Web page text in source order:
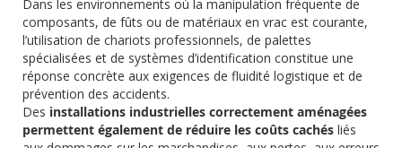
Dans les environnements où la manipulation fréquente de
composants, de fûts ou de matériaux en vrac est courante,
l’utilisation de chariots professionnels, de palettes
spécialisées et de systèmes d’identification constitue une
réponse concrète aux exigences de fluidité logistique et de
prévention des accidents.
Des installations industrielles correctement aménagées
permettent également de réduire les coûts cachés liés